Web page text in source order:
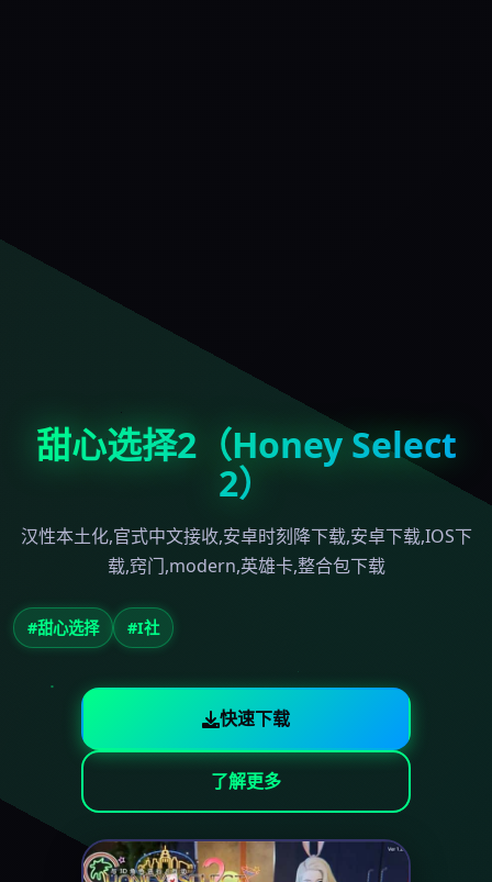
甜心选择2（Honey Select
2）
汉性本土化,官式中文接收,安卓时刻降下载,安卓下载,IOS下
载,窍门,modern,英雄卡,整合包下载
#甜心选择 #I社
快速下载
了解更多